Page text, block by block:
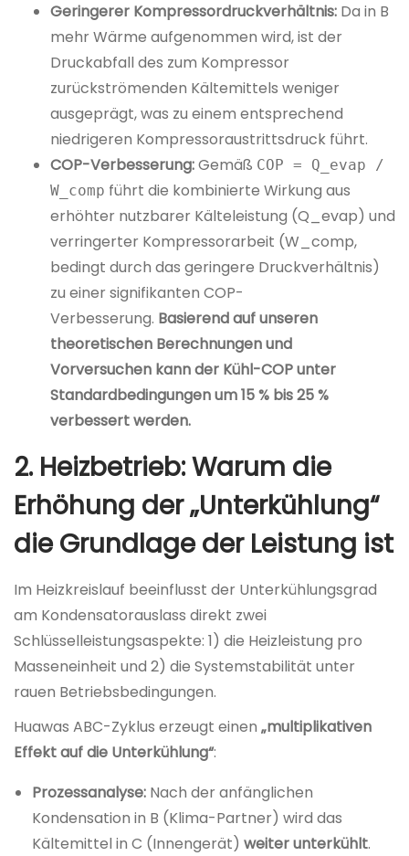
Geringerer Kompressordruckverhältnis: Da in B
mehr Wärme aufgenommen wird, ist der
Druckabfall des zum Kompressor
zurückströmenden Kältemittels weniger
ausgeprägt, was zu einem entsprechend
niedrigeren Kompressoraustrittsdruck führt.
COP-Verbesserung:Gemäß COP = Q_evap /
W_comp führt die kombinierte Wirkung aus
erhöhter nutzbarer Kälteleistung (Q_evap) und
verringerter Kompressorarbeit (W_comp,
bedingt durch das geringere Druckverhältnis)
zu einer signifikanten COP-
Verbesserung. Basierend auf unseren
theoretischen Berechnungen und
Vorversuchen kann der Kühl-COP unter
Standardbedingungen um 15 % bis 25 %
verbessert werden.
2. Heizbetrieb: Warum die
Erhöhung der „Unterkühlung“
die Grundlage der Leistung ist
Im Heizkreislauf beeinflusst der Unterkühlungsgrad
am Kondensatorauslass direkt zwei
Schlüsselleistungsaspekte: 1) die Heizleistung pro
Masseneinheit und 2) die Systemstabilität unter
rauen Betriebsbedingungen.
Huawas ABC-Zyklus erzeugt einen „multiplikativen
Effekt auf die Unterkühlung“:
Prozessanalyse: Nach der anfänglichen
Kondensation in B (Klima-Partner) wird das
Kältemittel in C (Innengerät) weiter unterkühlt.